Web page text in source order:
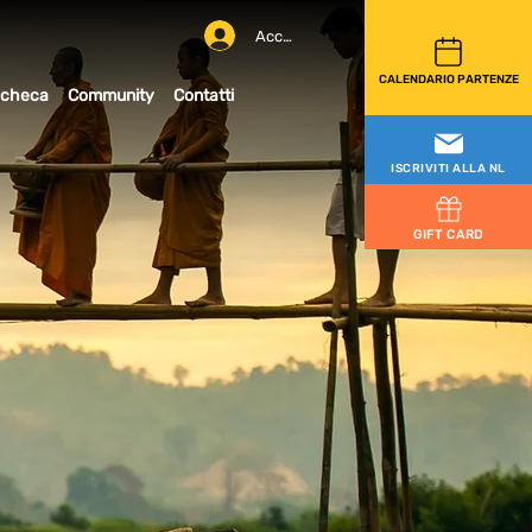
CALENDARIO PARTENZE
Accedi
ISCRIVITI ALLA NL
GIFT CARD
Community Contatti